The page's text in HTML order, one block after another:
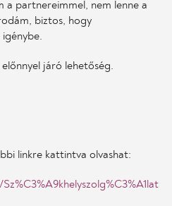
a partnereimmel, nem lenne a
biztos, hogy
járó lehetőség.
linkre kattintva olvashat: